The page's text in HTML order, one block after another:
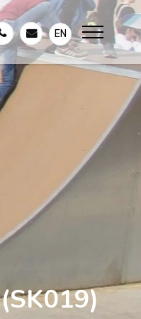
EN
(SK019)